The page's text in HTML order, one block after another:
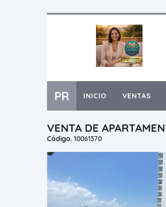
PR INICIO VENTAS
VENTA DE
Código. 10061370